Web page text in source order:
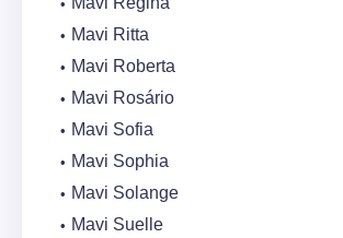
Mavi Ritta
Mavi Roberta
Mavi Rosário
Mavi Sofia
Mavi Sophia
Mavi Solange
Mavi Suelle